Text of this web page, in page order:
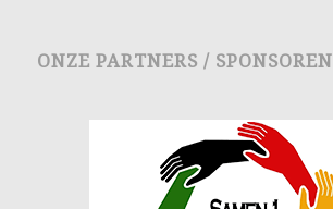
ONZE PARTNERS / SPONSOREN